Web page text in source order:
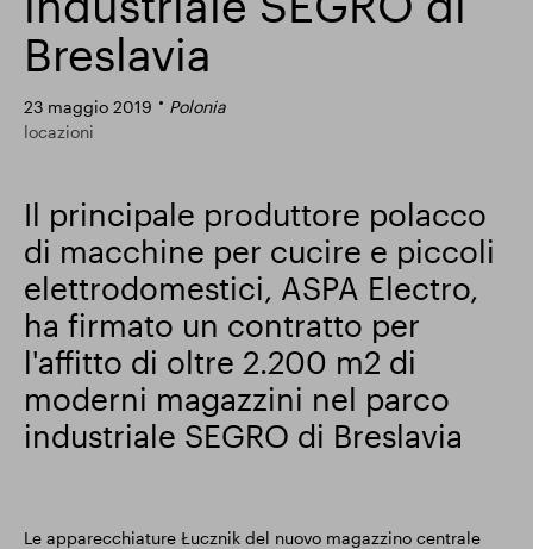
Slough proprietà commerciale
Aggiornamento commerciale
Parco intelligente
Breslavia
23 maggio 2019
Polonia
locazioni
Il principale produttore polacco
di macchine per cucire e piccoli
elettrodomestici, ASPA Electro,
ha firmato un contratto per
l'affitto di oltre 2.200 m2 di
moderni magazzini nel parco
industriale SEGRO di Breslavia
Le apparecchiature Łucznik del nuovo magazzino centrale